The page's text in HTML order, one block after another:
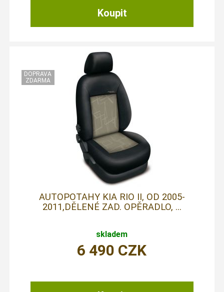
AUTOPOTAHY KIA RIO II, OD 2005-
2011,DĚLENÉ ZAD. OPĚRADLO, ...
skladem
6 490 CZK